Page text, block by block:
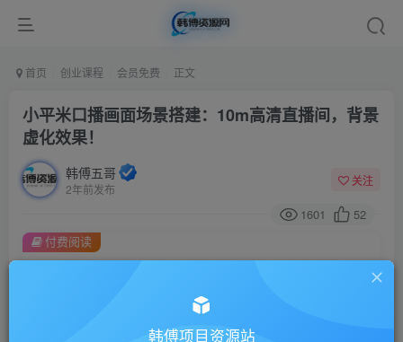
首页 创业课程 会员免费 正文
小平米口播画面场景搭建：10m高清直播间，背景
虚化效果！
韩傅五哥
2年前发布
关注
1601 52
金币9.9金币99
付费阅读
韩傅项目资源站